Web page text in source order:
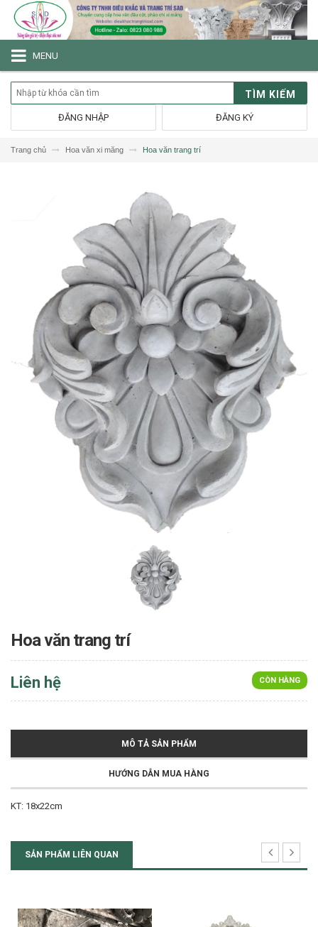
MENU
TÌM KIẾM
ĐĂNG KÝ
ĐĂNG NHẬP
Trang chủ Hoa văn xi măng Hoa văn trang trí
Hoa văn trang trí
CÒN HÀNG
Liên hệ
MÔ TẢ SẢN PHẨM
HƯỚNG DẪN MUA HÀNG
KT: 18x22cm
SẢN PHẨM LIÊN QUAN